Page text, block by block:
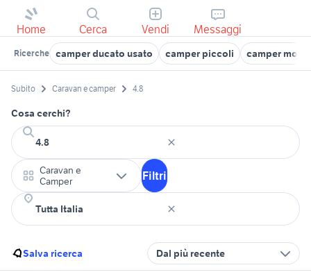
Home Cerca Vendi Messaggi
Ricerche camper ducato usato camper piccoli camper
Subito Caravan e camper 4.8
Cosa cerchi?
Caravan e
Camper
Filtri
Salva ricerca Dal più recente